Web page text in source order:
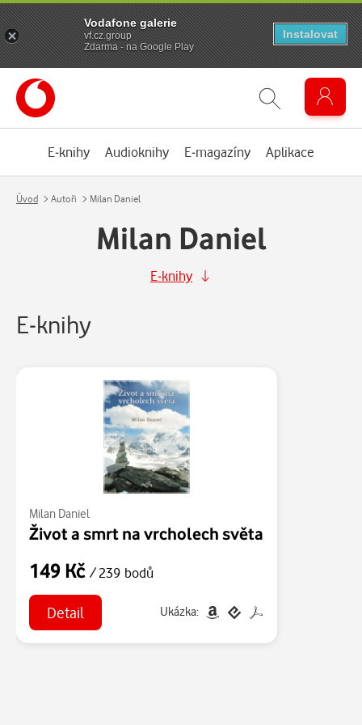
E-knihy Audioknihy E-magazíny Aplikace
Úvod Autoři Milan Daniel
Milan Daniel
E-knihy
E-knihy
Milan Daniel
Život a smrt na vrcholech světa
149 Kč / 239 bodů
Detail Ukázka:
Vodafone galerie
vf.cz.group
Zdarma - na Google Play
Instalovat